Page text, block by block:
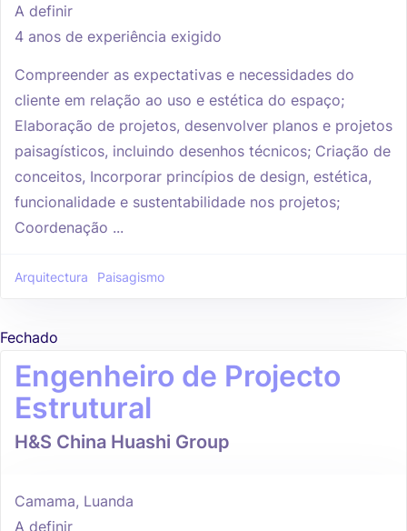
A definir
4 anos de experiência exigido
Compreender as expectativas e necessidades do
cliente em relação ao uso e estética do espaço;
Elaboração de projetos, desenvolver planos e projetos
paisagísticos, incluindo desenhos técnicos; Criação de
conceitos, Incorporar princípios de design, estética,
funcionalidade e sustentabilidade nos projetos;
Coordenação ...
Arquitectura Paisagismo
Fechado
Engenheiro de Projecto
Estrutural
H&S China Huashi Group
Camama, Luanda
A definir